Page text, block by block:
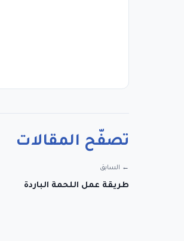
تصفّح المقالات
← السابق
طريقة عمل اللحمة الباردة